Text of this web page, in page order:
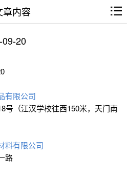
章内容
20
有限公司
号（江汉学校往西150米，天门南
料有限公司
路